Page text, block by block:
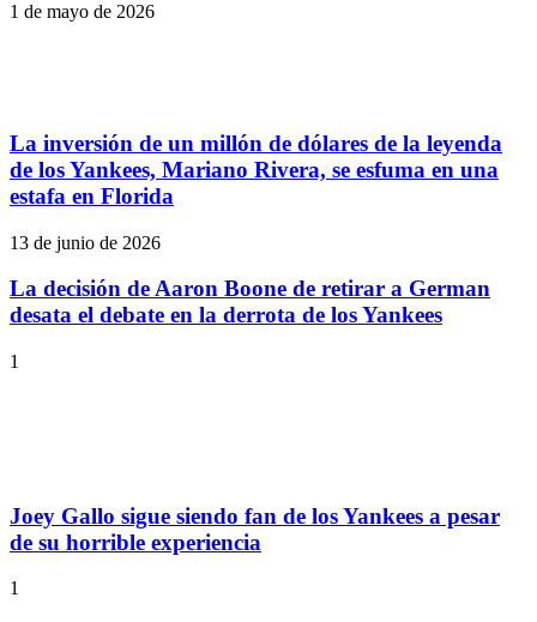
1 de mayo de 2026
La inversión de un millón de dólares de la leyenda
de los Yankees, Mariano Rivera, se esfuma en una
estafa en Florida
13 de junio de 2026
La decisión de Aaron Boone de retirar a German
desata el debate en la derrota de los Yankees
1
Joey Gallo sigue siendo fan de los Yankees a pesar
de su horrible experiencia
1